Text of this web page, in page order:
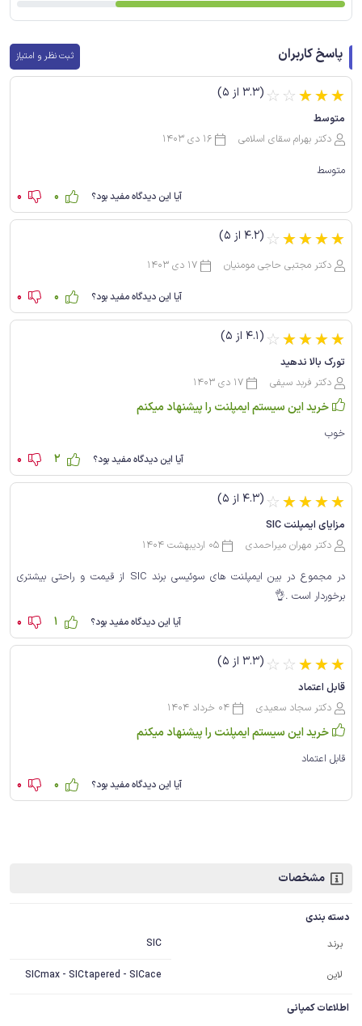
پاسخ کاربران ثبت نظر و امتیاز
(3.3 از 5) ☆ ☆☆☆☆
متوسط
دکتر بهرام سقای اسلامی
16 دی 1403
متوسط
آیا این دیدگاه مفید بود؟ 0
0
(4.2 از 5) ☆☆☆☆☆
دکتر مجتبی حاجی مومنیان 17 دی 1403
آیا این دیدگاه مفید بود؟ 0
0
(4.1 از 5) ☆☆☆☆☆
تورک بالا ندهید
دکتر فربد سیفی
17 دی 1403
خرید این سیستم ایمپلنت را پیشنهاد میکنم
خوب
آیا این دیدگاه مفید بود؟ 2
0
(4.3 از 5) ☆☆☆☆☆
مزایای ایمپلنت SIC
دکتر مهران میراحمدی
05 اردیبهشت 1404
در مجموع در بین ایمپلنت های سوئیسی برند SIC از قیمت و راحتی بیشتری
برخوردار است .👌
آیا این دیدگاه مفید بود؟ 1
0
(3.3 از 5) ☆ ☆☆☆☆
قابل اعتماد
دکتر سجاد سعیدی
04 خرداد 1404
خرید این سیستم ایمپلنت را پیشنهاد میکنم
قابل اعتماد
آیا این دیدگاه مفید بود؟ 0
0
مشخصات
دسته بندی
برند
SIC
لاین SICmax - SICtapered - SICace
اطلاعات کمپانی